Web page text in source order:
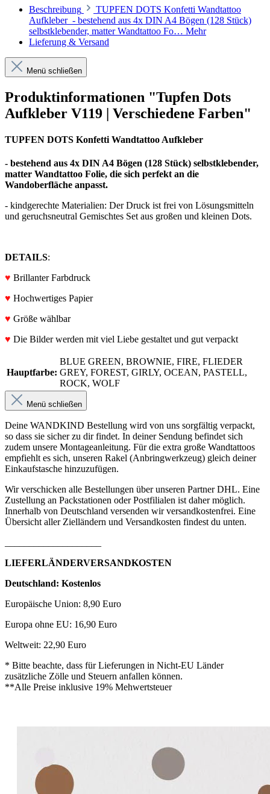
Beschreibung
TUPFEN DOTS Konfetti Wandtattoo
Aufkleber - bestehend aus 4x DIN A4 Bögen (128 Stück)
selbstklebender, matter Wandtattoo Fo… Mehr
Lieferung & Versand
Menü schließen
Produktinformationen "Tupfen Dots
Aufkleber V119 | Verschiedene Farben"
TUPFEN DOTS Konfetti Wandtattoo Aufkleber
- bestehend aus 4x DIN A4 Bögen (128 Stück) selbstklebender,
matter Wandtattoo Folie, die sich perfekt an die
Wandoberfläche anpasst.
- kindgerechte Materialien: Der Druck ist frei von Lösungsmitteln
und geruchsneutral Gemischtes Set aus großen und kleinen Dots.
DETAILS:
♥ Brillanter Farbdruck
♥ Hochwertiges Papier
♥ Größe wählbar
♥ Die Bilder werden mit viel Liebe gestaltet und gut verpackt
Hauptfarbe:
BLUE GREEN, BROWNIE, FIRE, FLIEDER
GREY, FOREST, GIRLY, OCEAN, PASTELL,
ROCK, WOLF
Menü schließen
Deine WANDKIND Bestellung wird von uns sorgfältig verpackt,
so dass sie sicher zu dir findet. In deiner Sendung befindet sich
zudem unsere Montageanleitung. Für die extra große Wandtattoos
empfiehlt es sich, unseren Rakel (Anbringwerkzeug) gleich deiner
Einkaufstasche hinzuzufügen.
Wir verschicken alle Bestellungen über unseren Partner DHL. Eine
Zustellung an Packstationen oder Postfilialen ist daher möglich.
Innerhalb von Deutschland versenden wir versandkostenfrei. Eine
Übersicht aller Zielländern und Versandkosten findest du unten.
LIEFERLÄNDERVERSANDKOSTEN
Deutschland: Kostenlos
Europäische Union: 8,90 Euro
Europa ohne EU: 16,90 Euro
Weltweit: 22,90 Euro
* Bitte beachte, dass für Lieferungen in Nicht-EU Länder
zusätzliche Zölle und Steuern anfallen können.
**Alle Preise inklusive 19% Mehwertsteuer